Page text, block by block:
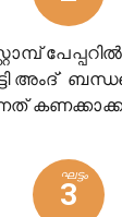
അംദ്`
ഘട്ടം
3